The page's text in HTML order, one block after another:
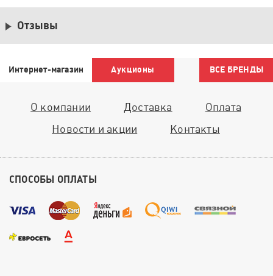
Отзывы
Интернет-магазин Аукционы ВСЕ БРЕНДЫ
О компании Доставка
Оплата
Новости и акции
Контакты
СПОСОБЫ ОПЛАТЫ